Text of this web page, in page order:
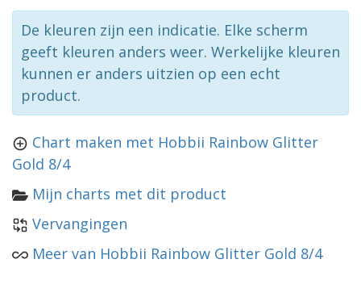
De kleuren zijn een indicatie. Elke scherm
geeft kleuren anders weer. Werkelijke kleuren
kunnen er anders uitzien op een echt
product.
Chart maken met Hobbii Rainbow Glitter
Gold 8/4
Mijn charts met dit product
Vervangingen
Meer van Hobbii Rainbow Glitter Gold 8/4